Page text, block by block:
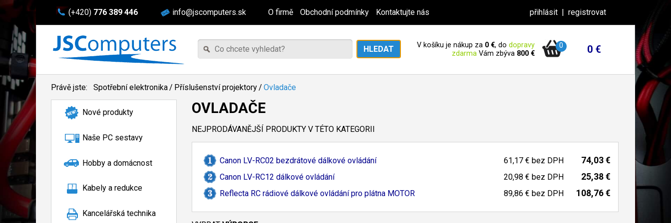
(+420) 776 389 446 info@jscomputers.sk O firmě Obchodní podmínky Kontaktujte nás přihlásit | registrovat
V košíku je nákup za 0 €, do dopravy
zdarma Vám zbýva 800 €
0 0 €
Právě jste: Spotřební elektronika/ Příslušenství projektory/ Ovladače
Nové produkty
Naše PC sestavy
Hobby a domácnost
Kabely a redukce
Kancelářská technika
OVLADAČE
NEJPRODÁVANĚJŠÍ PRODUKTY V TÉTO KATEGORII
Canon LV-RC02 bezdrátové dálkové ovládání 61,17 € bez DPH 74,03 €
Canon LV-RC12 dálkové ovládání 20,98 € bez DPH 25,38 €
Reflecta RC rádiové dálkové ovládání pro plátna MOTOR 89,86 € bez DPH 108,76 €